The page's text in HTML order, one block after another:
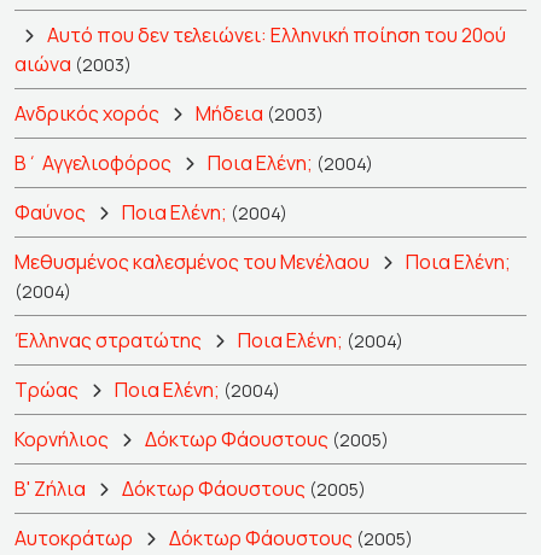
Αυτό που δεν τελειώνει: Ελληνική ποίηση του 20ού
αιώνα (2003)
Ανδρικός χορός Μήδεια (2003)
Β΄ Αγγελιοφόρος Ποια Ελένη; (2004)
Φαύνος Ποια Ελένη; (2004)
Μεθυσμένος καλεσμένος του Μενέλαου Ποια Ελένη;
(2004)
Έλληνας στρατώτης Ποια Ελένη; (2004)
Τρώας Ποια Ελένη; (2004)
Κορνήλιος Δόκτωρ Φάουστους (2005)
Β' Ζήλια Δόκτωρ Φάουστους (2005)
Αυτοκράτωρ Δόκτωρ Φάουστους (2005)